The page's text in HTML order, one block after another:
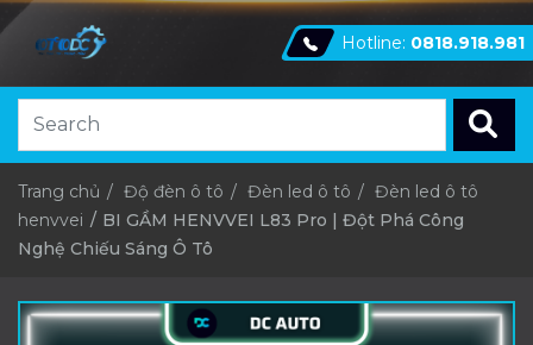
Hotline: 0818.918.981
Trang chủ Độ đèn ô tô Đèn led ô tô
Đèn led ô tô
henvvei
BI GẦM HENVVEI L83 Pro | Đột Phá Công
Nghệ Chiếu Sáng Ô Tô